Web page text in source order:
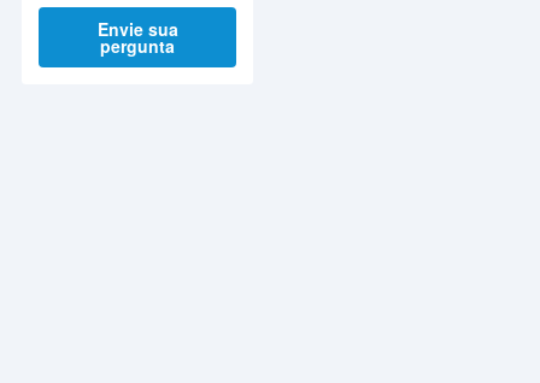
Envie sua
pergunta